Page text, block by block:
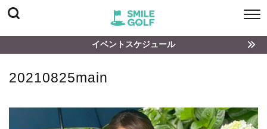
イベントスケジュール
20210825main